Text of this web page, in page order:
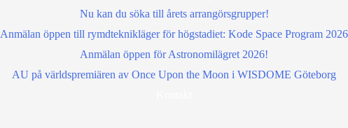
Nu kan du söka till årets arrangörsgrupper!
Anmälan öppen till rymdteknikläger för högstadiet: Kode Space Program 2026
Anmälan öppen för Astronomilägret 2026!
AU på världspremiären av Once Upon the Moon i WISDOME Göteborg